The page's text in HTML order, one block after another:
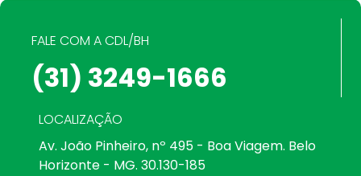
FALE COM A CDL/BH
(31) 3249-1666
LOCALIZAÇÃO
Av. João Pinheiro, nº 495 - Boa Viagem. Belo
Horizonte - MG. 30.130-185